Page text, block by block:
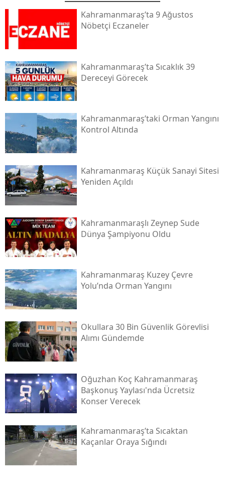
Kahramanmaraş’ta 9 Ağustos
Nöbetçi Eczaneler
Kahramanmaraş’ta Sıcaklık 39
Dereceyi Görecek
Kahramanmaraş’taki Orman Yangını
Kontrol Altında
Kahramanmaraş Küçük Sanayi Sitesi
Yeniden Açıldı
Kahramanmaraşlı Zeynep Sude
Dünya Şampiyonu Oldu
Kahramanmaraş Kuzey Çevre
Yolu’nda Orman Yangını
Okullara 30 Bin Güvenlik Görevlisi
Alımı Gündemde
Oğuzhan Koç Kahramanmaraş
Başkonuş Yaylası'nda Ücretsiz
Konser Verecek
Kahramanmaraş’ta Sıcaktan
Kaçanlar Oraya Sığındı